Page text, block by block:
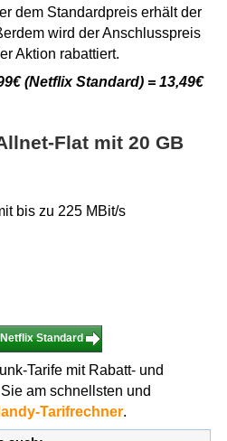
dem Standardpreis erhält der
wird der Anschlusspreis
Aktion rabattiert.
(Netflix Standard) = 13,49€
Flat mit 20 GB
bis zu 225 MBit/s
Standard
Tarife mit Rabatt- und
am schnellsten und
Tarifrechner.